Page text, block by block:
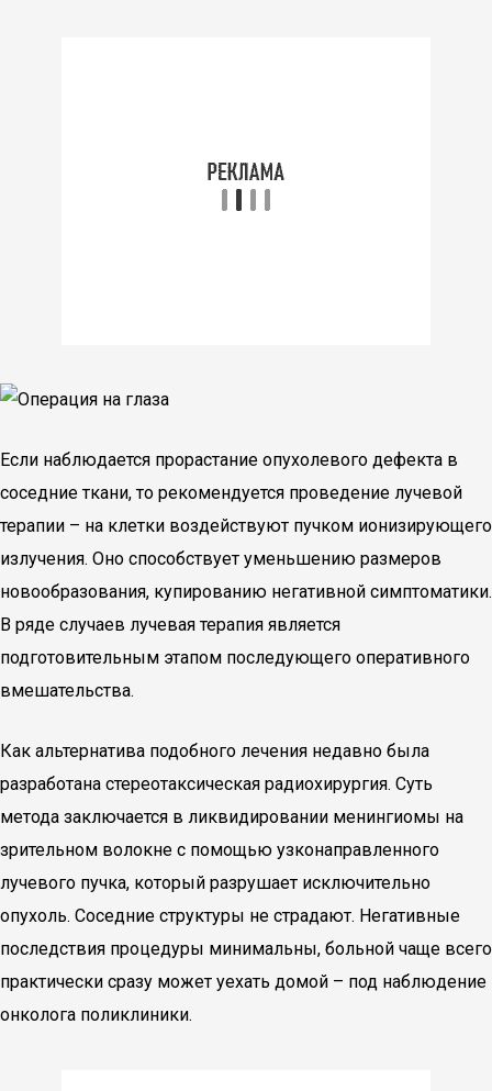
Если наблюдается прорастание опухолевого дефекта в
соседние ткани, то рекомендуется проведение лучевой
терапии – на клетки воздействуют пучком ионизирующего
излучения. Оно способствует уменьшению размеров
новообразования, купированию негативной симптоматики.
В ряде случаев лучевая терапия является
подготовительным этапом последующего оперативного
вмешательства.
Как альтернатива подобного лечения недавно была
разработана стереотаксическая радиохирургия. Суть
метода заключается в ликвидировании менингиомы на
зрительном волокне с помощью узконаправленного
лучевого пучка, который разрушает исключительно
опухоль. Соседние структуры не страдают. Негативные
последствия процедуры минимальны, больной чаще всего
практически сразу может уехать домой – под наблюдение
онколога поликлиники.